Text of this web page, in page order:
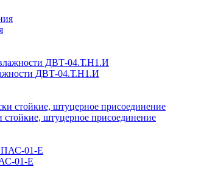
ДВТ-04.Т.Н1.И
штуцерное присоединение
01-Е